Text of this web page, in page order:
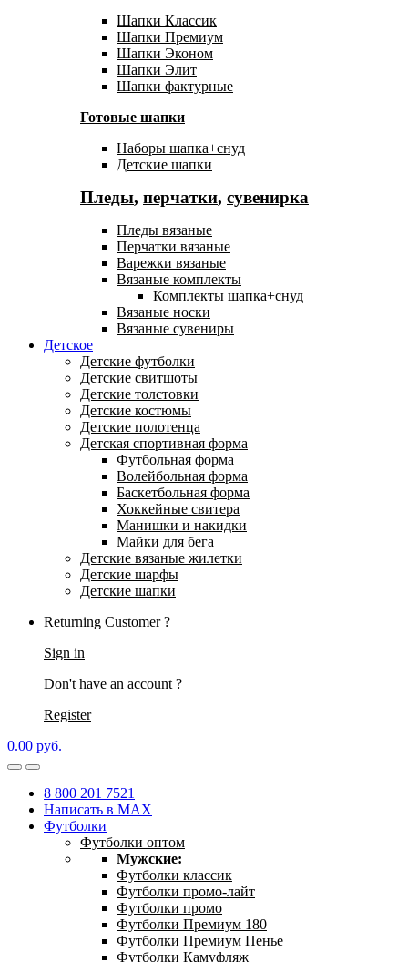
Шапки Классик
Шапки Премиум
Шапки Эконом
Шапки Элит
Шапки фактурные
Готовые шапки
Наборы шапка+снуд
Детские шапки
Пледы, перчатки, сувенирка
Пледы вязаные
Перчатки вязаные
Варежки вязаные
Вязаные комплекты
Комплекты шапка+снуд
Вязаные носки
Вязаные сувениры
Детское
Детские футболки
Детские свитшоты
Детские толстовки
Детские костюмы
Детские полотенца
Детская спортивная форма
Футбольная форма
Волейбольная форма
Баскетбольная форма
Хоккейные свитера
Манишки и накидки
Майки для бега
Детские вязаные жилетки
Детские шарфы
Детские шапки
Returning Customer ?
Sign in
Don't have an account ?
Register
0.00 руб.
8 800 201 7521
Написать в MAX
Футболки
Футболки оптом
Мужские:
Футболки классик
Футболки промо-лайт
Футболки промо
Футболки Премиум 180
Футболки Премиум Пенье
Футболки Камуфляж